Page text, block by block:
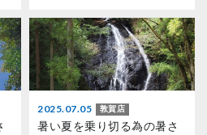
2025.07.05 敦賀店
暑い夏を乗り切る為の暑さ